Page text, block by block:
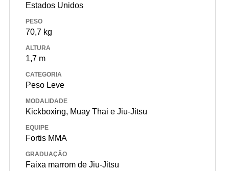
Estados Unidos
PESO
70,7 kg
ALTURA
1,7 m
CATEGORIA
Peso Leve
MODALIDADE
Kickboxing, Muay Thai e Jiu-Jitsu
EQUIPE
Fortis MMA
GRADUAÇÃO
Faixa marrom de Jiu-Jitsu